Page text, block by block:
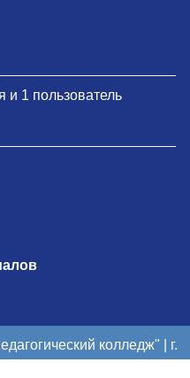
и 1 пользователь
колледж" | г.